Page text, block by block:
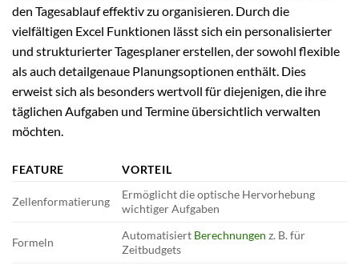
den Tagesablauf effektiv zu organisieren. Durch die
vielfältigen Excel Funktionen lässt sich ein personalisierter
und strukturierter Tagesplaner erstellen, der sowohl flexible
als auch detailgenaue Planungsoptionen enthält. Dies
erweist sich als besonders wertvoll für diejenigen, die ihre
täglichen Aufgaben und Termine übersichtlich verwalten
möchten.
FEATURE VORTEIL
Zellenformatierung
Ermöglicht die optische Hervorhebung
wichtiger Aufgaben
Formeln
Automatisiert Berechnungen z. B. für
Zeitbudgets